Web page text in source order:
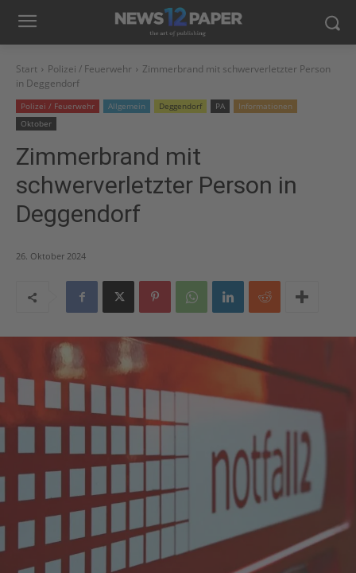
Start Polizei / Feuerwehr
Zimmerbrand mit schwerverletzter Person
in Deggendorf
Polizei / Feuerwehr Allgemein Deggendorf PA
Informationen
Oktober
Zimmerbrand mit
schwerverletzter Person in
Deggendorf
26. Oktober 2024